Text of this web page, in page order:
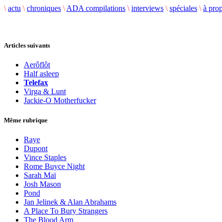
\ actu \ chroniques \ ADA compilations \ interviews \ spéciales \ à
Articles suivants
Aerôflôt
Half asleep
Telefax
Virga & Lunt
Jackie-O Motherfucker
Même rubrique
Raye
Dupont
Vince Staples
Rome Buyce Night
Sarah Maï
Josh Mason
Pond
Jan Jelinek & Alan Abrahams
A Place To Bury Strangers
The Blood Arm